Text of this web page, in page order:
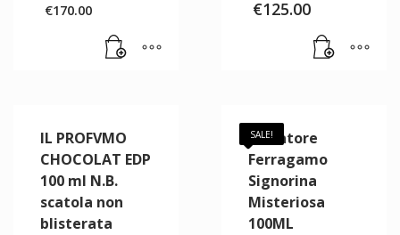
era:
€200.00.
€170.00 €125.00
IL PROFVMO
CHOCOLAT EDP
100 ml N.B.
scatola non
blisterata
SALE!
Salvatore
Ferragamo
Signorina
Misteriosa
100ML